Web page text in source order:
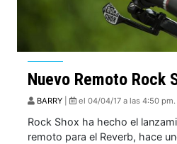
Nuevo Remoto Rock
BARRY el 04/04/17 a las 4:50 pm. |
Rock Shox ha hecho el
remoto para el Reverb, hace